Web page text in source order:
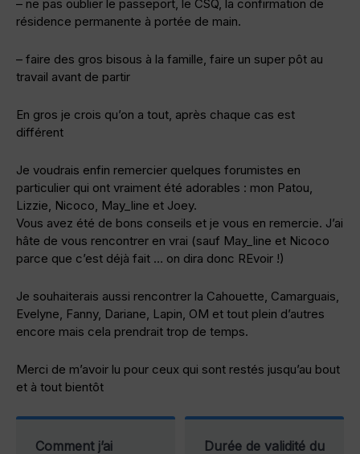
– ne pas oublier le passeport, le CSQ, la confirmation de
résidence permanente à portée de main.
– faire des gros bisous à la famille, faire un super pôt au
travail avant de partir
En gros je crois qu’on a tout, après chaque cas est
différent
Je voudrais enfin remercier quelques forumistes en
particulier qui ont vraiment été adorables : mon Patou,
Lizzie, Nicoco, May_line et Joey.
Vous avez été de bons conseils et je vous en remercie. J’ai
hâte de vous rencontrer en vrai (sauf May_line et Nicoco
parce que c’est déjà fait … on dira donc REvoir !)
Je souhaiterais aussi rencontrer la Cahouette, Camarguais,
Evelyne, Fanny, Dariane, Lapin, OM et tout plein d’autres
encore mais cela prendrait trop de temps.
Merci de m’avoir lu pour ceux qui sont restés jusqu’au bout
et à tout bientôt
Comment j’ai
Durée de validité du